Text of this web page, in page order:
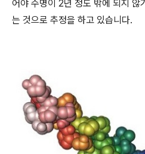
어야 수명이 2년 정도 밖에 되지 않
는 것으로 추정을 하고 있습니다.